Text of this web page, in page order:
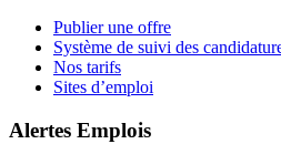
Publier une offre
Système de suivi des
Nos tarifs
Sites d’emploi
Alertes Emplois